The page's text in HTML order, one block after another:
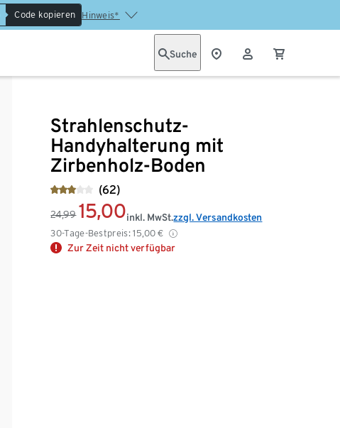
Code kopieren Hinweis*
Suche
Strahlenschutz-
Handyhalterung mit
Zirbenholz-Boden
(62)
24,99 15,00
30-Tage-Bestpreis: 15,00 €
inkl. MwSt.zzgl. Versandkosten
Zur Zeit nicht verfügbar